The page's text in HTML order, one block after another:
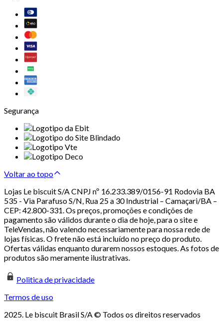
Segurança
Voltar ao topo
Lojas Le biscuit S/A CNPJ nº 16.233.389/0156-91 Rodovia BA
535 - Via Parafuso S/N, Rua 25 a 30 Industrial – Camaçari/BA –
CEP: 42.800-331. Os preços, promoções e condições de
pagamento são válidos durante o dia de hoje, para o site e
TeleVendas, não valendo necessariamente para nossa rede de
lojas físicas. O frete não está incluído no preço do produto.
Ofertas válidas enquanto durarem nossos estoques. As fotos de
produtos são meramente ilustrativas.
Politica de privacidade
Termos de uso
2025. Le biscuit Brasil S/A © Todos os direitos reservados